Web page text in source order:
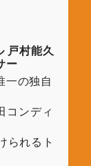
戸村能久
ー
一の独自
コンディ
られるト